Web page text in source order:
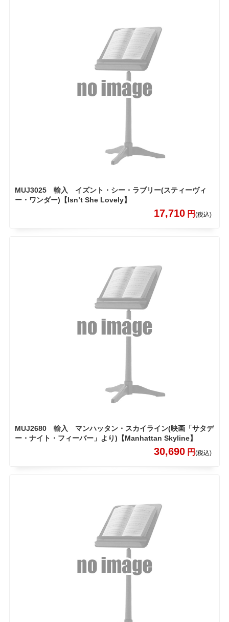
MUJ3025 輸入 イズント・シー・ラブリー(スティーヴィ
ー・ワンダー)【Isn’t She Lovely】
17,710 円(税込)
MUJ2680 輸入 マンハッタン・スカイライン(映画「サタデ
ー・ナイト・フィーバー」より)【Manhattan Skyline】
30,690 円(税込)